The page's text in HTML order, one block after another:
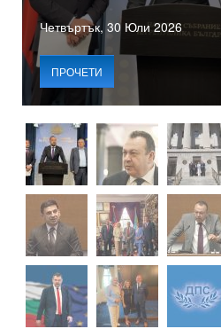
Четвъртък, 30 Юли 2026
ПРОЧЕТИ